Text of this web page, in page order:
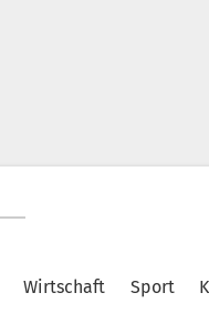
Wirtschaft Sport